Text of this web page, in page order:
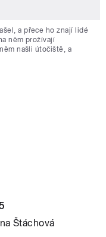
a přece ho znají lidé
něm prožívají
našli útočiště, a
Štáchová